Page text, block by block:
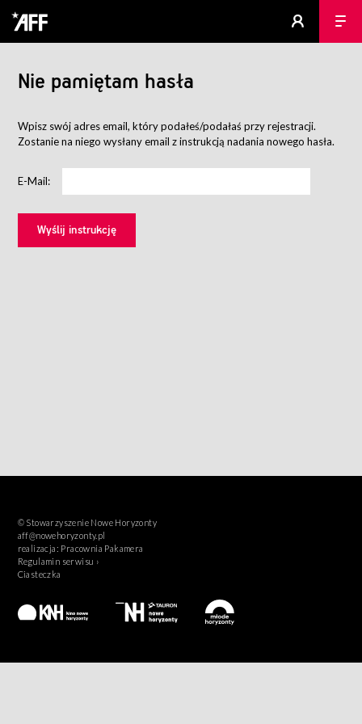
Nie pamiętam hasła
Wpisz swój adres email, który podałeś/podałaś przy rejestracji.
Zostanie na niego wysłany email z instrukcją nadania nowego hasła.
E-Mail:
© Stowarzyszenie Nowe Horyzonty
aff@nowehoryzonty.pl
realizacja: Pracownia Pakamera
Regulamin serwisu ›
Ciasteczka